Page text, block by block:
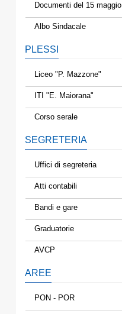
Documenti del 15 maggio
Albo Sindacale
PLESSI
Liceo "P. Mazzone"
ITI "E. Maiorana"
Corso serale
SEGRETERIA
Uffici di segreteria
Atti contabili
Bandi e gare
Graduatorie
AVCP
AREE
PON - POR